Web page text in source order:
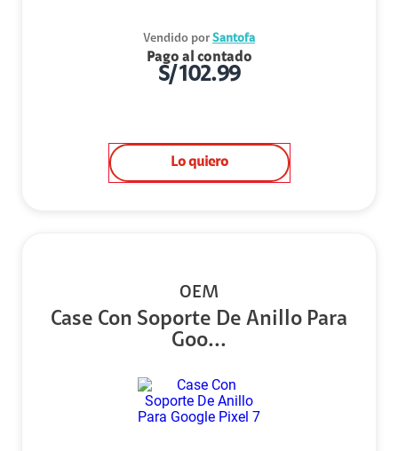
Vendido por Santofa
Pago al contado
S/102.99
Lo quiero
OEM
Case Con Soporte De Anillo Para
Goo...